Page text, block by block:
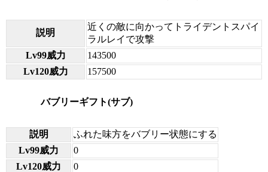
説明
近くの敵に向かってトライデントスパイ
ラルレイで攻撃
Lv99威力
143500
Lv120威力
157500
バブリーギフト(サブ)
説明
ふれた味方をバブリー状態にする
Lv99威力
0
Lv120威力
0